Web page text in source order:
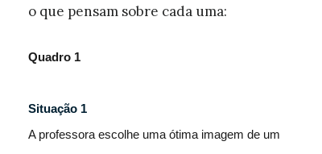
o que pensam sobre cada uma:
Quadro 1
Situação 1
A professora escolhe uma ótima imagem de um